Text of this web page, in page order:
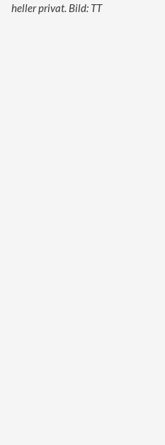
heller privat. Bild: TT